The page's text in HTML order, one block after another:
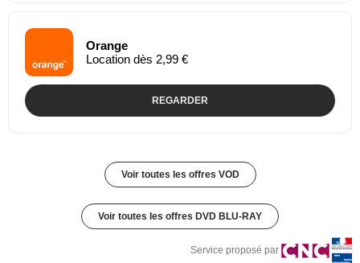
Orange
Location dès 2,99 €
REGARDER
Voir toutes les offres VOD
Voir toutes les offres DVD BLU-RAY
Service proposé par